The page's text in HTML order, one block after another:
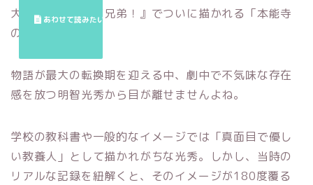
大河ドラマ『豊臣兄弟！』でついに描かれる「本能寺
の変」。
物語が最大の転換期を迎える中、劇中で不気味な存在
感を放つ明智光秀から目が離せませんよね。
学校の教科書や一般的なイメージでは「真面目で優し
い教養人」として描かれがちな光秀。しかし、当時の
リアルな記録を紐解くと、そのイメージが180度覆る